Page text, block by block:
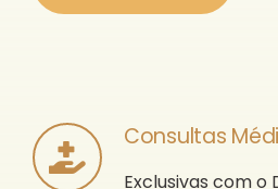
Consultas
Exclusivas com o